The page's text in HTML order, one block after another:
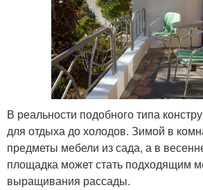
В реальности подобного типа
для отдыха до холодов. Зимой в
предметы мебели из сада, а в
площадка может стать подходящим
выращивания рассады.